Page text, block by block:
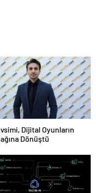
Dijital Oyunların
Dönüştü